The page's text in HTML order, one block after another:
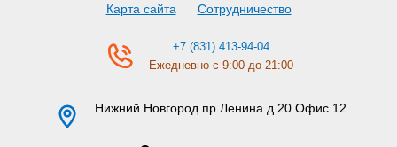
Карта сайта
Сотрудничество
+7 (831) 413-94-04
Ежедневно с 9:00 до 21:00
Нижний Новгород пр.Ленина д.20 Офис 12